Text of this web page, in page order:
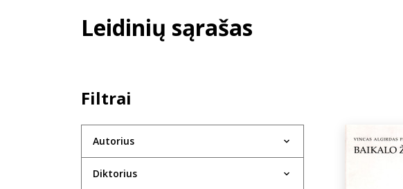
Leidinių sąrašas
Filtrai
Autorius
Diktorius